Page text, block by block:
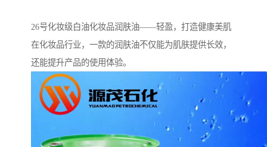
26号化妆级白油化妆品润肤油——轻盈，打造健康美肌
在化妆品行业，一款的润肤油不仅能为肌肤提供长效，
还能提升产品的使用体验。